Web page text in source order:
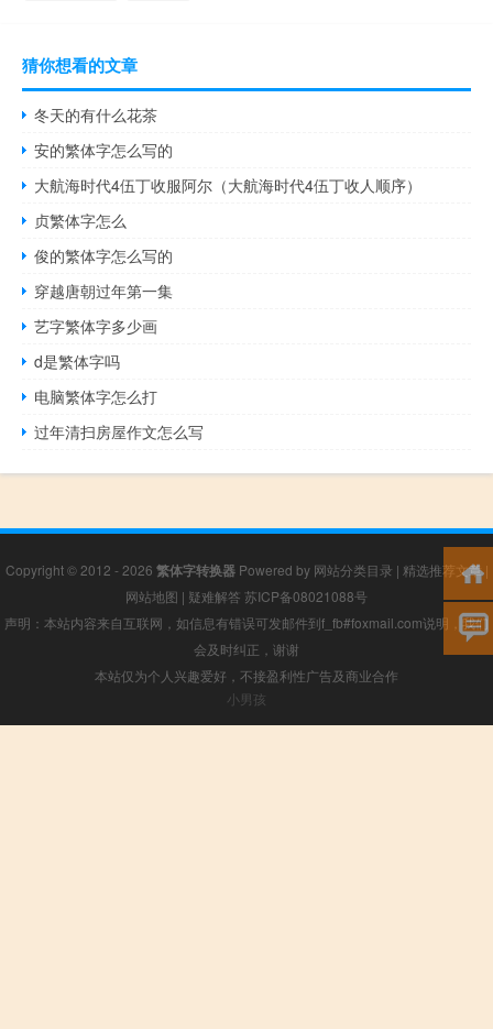
猜你想看的文章
冬天的有什么花茶
安的繁体字怎么写的
大航海时代4伍丁收服阿尔（大航海时代4伍丁收人顺序）
贞繁体字怎么
俊的繁体字怎么写的
穿越唐朝过年第一集
艺字繁体字多少画
d是繁体字吗
电脑繁体字怎么打
过年清扫房屋作文怎么写
Copyright © 2012 - 2026 繁体字转换器Powered by 网站分类目录 | 精选推荐文章|
网站地图 | 疑难解答 苏ICP备08021088号
声明：本站内容来自互联网，如信息有错误可发邮件到f_fb#foxmail.com说明，我们
会及时纠正，谢谢
本站仅为个人兴趣爱好，不接盈利性广告及商业合作
小男孩